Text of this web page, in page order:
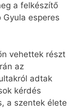
a felkészítő
esperes
vehettek részt
az
adtak
kérdés
a szentek élete